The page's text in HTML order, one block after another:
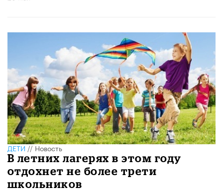
ДЕТИ//Новость
В летних лагерях в этом году
отдохнет не более трети
школьников